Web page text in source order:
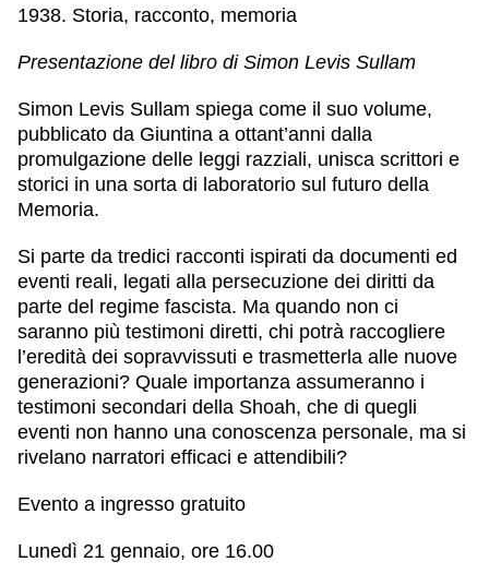
1938. Storia, racconto, memoria
Presentazione del libro di Simon Levis Sullam
Simon Levis Sullam spiega come il suo volume,
pubblicato da Giuntina a ottant’anni dalla
promulgazione delle leggi razziali, unisca scrittori e
storici in una sorta di laboratorio sul futuro della
Memoria.
Si parte da tredici racconti ispirati da documenti ed
eventi reali, legati alla persecuzione dei diritti da
parte del regime fascista. Ma quando non ci
saranno più testimoni diretti, chi potrà raccogliere
l’eredità dei sopravvissuti e trasmetterla alle nuove
generazioni? Quale importanza assumeranno i
testimoni secondari della Shoah, che di quegli
eventi non hanno una conoscenza personale, ma si
rivelano narratori efficaci e attendibili?
Evento a ingresso gratuito
Lunedì 21 gennaio, ore 16.00